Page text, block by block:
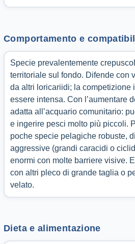
Comportamento e
Specie prevalentemente
territoriale sul fondo. Difende con
da altri loricariidi; la competizione
essere intensa. Con l’aumentare
adatta all’acquario comunitario:
e ingerire pesci molto più piccoli.
poche specie pelagiche robuste,
aggressive (grandi caracidi o
enormi con molte barriere visive.
con altri pleco di grande taglia o
velato.
Dieta e alimentazione